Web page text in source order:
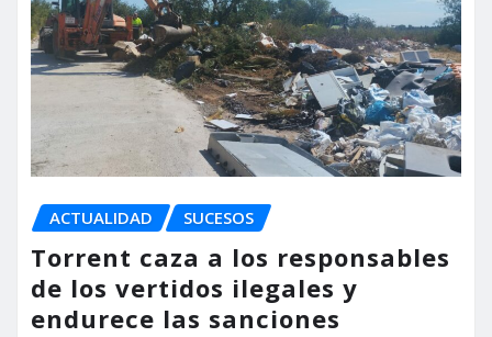
ACTUALIDAD SUCESOS
Torrent caza a los responsables
de los vertidos ilegales y
endurece las sanciones